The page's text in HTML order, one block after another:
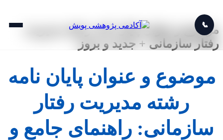
📞
موضوع و عنوان پایان نامه رشته مدیریت
رفتار سازمانی + جدید و بروز
موضوع و عنوان پایان نامه
رشته مدیریت رفتار
سازمانی: راهنمای جامع و